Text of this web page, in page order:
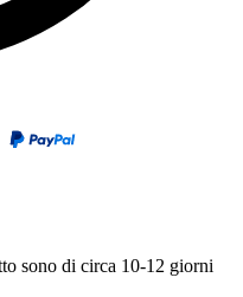
sono di circa 10-12 giorni